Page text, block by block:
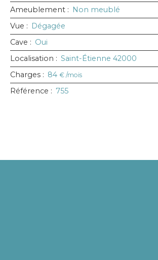
Ameublement : Non meublé
Vue : Dégagée
Cave : Oui
Localisation : Saint-Étienne 42000
Charges : 84 € /mois
Référence : 755